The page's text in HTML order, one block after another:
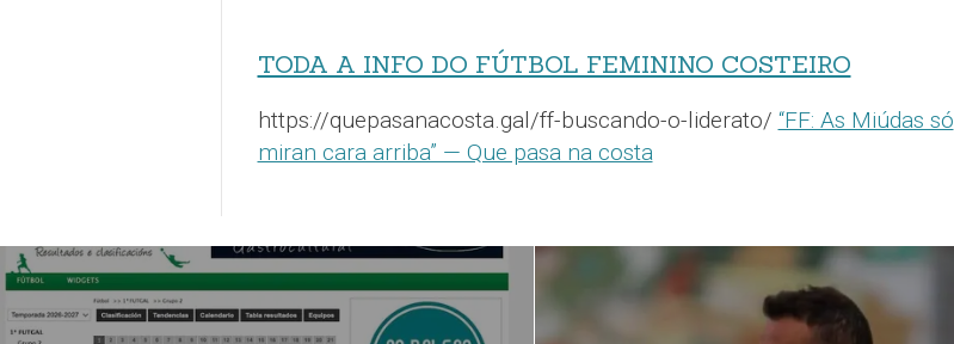
TODA A INFO DO FÚTBOL FEMININO COSTEIRO
https://quepasanacosta.gal/ff-buscando-o-liderato/ “FF: As Miúdas só
miran cara arriba” — Que pasa na costa